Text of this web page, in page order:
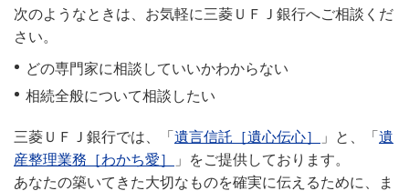
次のようなときは、お気軽に三菱ＵＦＪ銀行へご相談くだ
さい。
どの専門家に相談していいかわからない
相続全般について相談したい
三菱ＵＦＪ銀行では、「 遺言信託［遺心伝心］ 」と、「 遺
産整理業務［わかち愛］
」をご提供しております。
あなたの築いてきた大切なものを確実に伝えるために、ま